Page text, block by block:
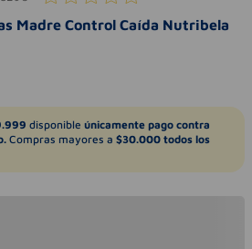
Madre Control Caída Nutribela
disponible únicamente pago contra
Compras mayores a $30.000 todos los